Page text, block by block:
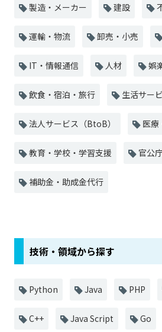
製造・メーカー 建設
運輸・物流 卸売・小売
IT・情報通信 人材 娯
飲食・宿泊・旅行 生活サー
法人サービス（BtoB） 医療
教育・学校・学習支援 官公
補助金・助成金代行
技術・領域から探す
Python Java PHP
C++ Java Script Go